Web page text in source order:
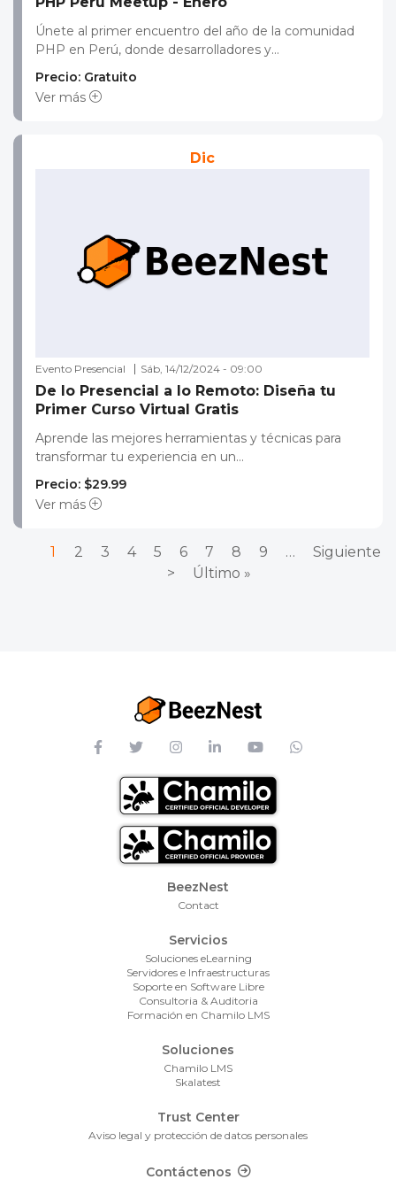
Únete al primer encuentro del año de la comunidad
PHP en Perú, donde desarrolladores y...
Precio: Gratuito
Ver más
Dic
Evento Presencial Sáb, 14/12/2024 - 09:00
De lo Presencial a lo Remoto: Diseña tu
Primer Curso Virtual Gratis
Aprende las mejores herramientas y técnicas para
transformar tu experiencia en un...
Precio: $29.99
Ver más
Paginación
Página actual
1 Page
2 Page
3 Page
4 Page
5 Page
6 Page
7 Page
8 Page
9 … Siguiente
Siguiente
>
Última página
Último »
Footer Menu
BeezNest
Contact
Servicios
Soluciones eLearning
Servidores e Infraestructuras
Soporte en Software Libre
Consultoria & Auditoria
Formación en Chamilo LMS
Soluciones
Chamilo LMS
Skalatest
Trust Center
Aviso legal y protección de datos personales
Footer ContactContáctenos